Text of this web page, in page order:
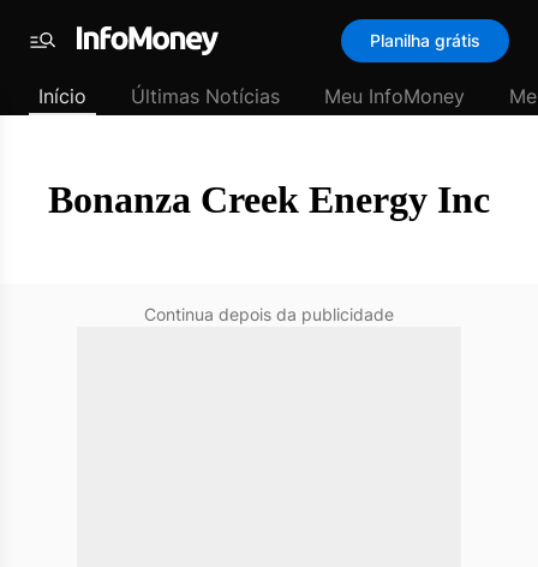
Padrão
Últimas
InfoMoney
Menu
Planilha grátis
Início Últimas Notícias Meu InfoMoney
Bonanza Creek Energy Inc
Continua depois da publicidade